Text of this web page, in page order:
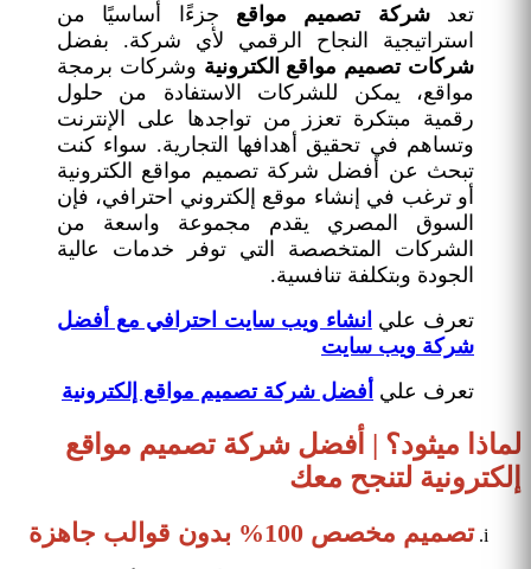
تعدشركة تصميم مواقع جزءًا أساسيًا من
استراتيجية النجاح الرقمي لأي شركة. بفضل
شركات تصميم مواقع الكترونية وشركات برمجة
مواقع، يمكن للشركات الاستفادة من حلول
رقمية مبتكرة تعزز من تواجدها على الإنترنت
وتساهم في تحقيق أهدافها التجارية. سواء كنت
تبحث عن أفضل شركة تصميم مواقع الكترونية
أو ترغب في إنشاء موقع إلكتروني احترافي، فإن
السوق المصري يقدم مجموعة واسعة من
الشركات المتخصصة التي توفر خدمات عالية
الجودة وبتكلفة تنافسية.
تعرف علي انشاء ويب سايت احترافي مع أفضل
شركة ويب سايت
تعرف علي أفضل شركة تصميم مواقع إلكترونية
لماذا ميثود؟ | أفضل شركة تصميم مواقع
إلكترونية لتنجح معك
تصميم مخصص 100% بدون قوالب جاهزة